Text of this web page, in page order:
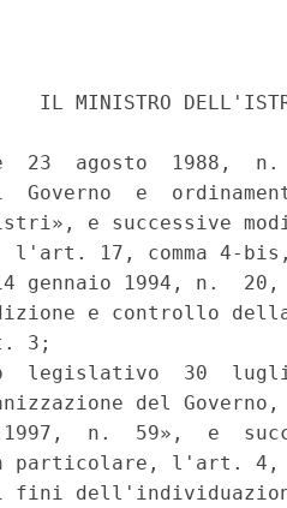
IL MINISTRO
23  agosto  1988,
e
e successive
l'art. 17, comma 4-
gennaio 1994, n.
e controllo
3;
legislativo  30
del
1997,  n.  59»,  e
particolare, l'art. 4,
ai fini